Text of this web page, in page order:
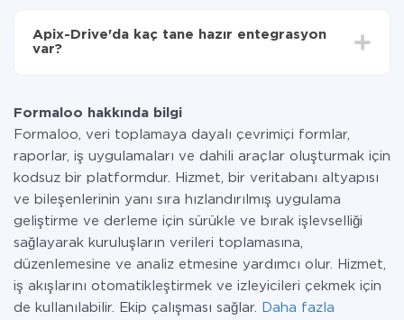
Hizmetimiz aracılığıyla yalnızca bir sisteminizden
diğerine aktarılan veri miktarı için ödeme yaparsınız.
Apix-Drive'da kaç tane hazır entegrasyon
var?
Formaloo hakkında bilgi
Formaloo, veri toplamaya dayalı çevrimiçi formlar,
raporlar, iş uygulamaları ve dahili araçlar oluşturmak için
kodsuz bir platformdur. Hizmet, bir veritabanı altyapısı
ve bileşenlerinin yanı sıra hızlandırılmış uygulama
geliştirme ve derleme için sürükle ve bırak işlevselliği
sağlayarak kuruluşların verileri toplamasına,
düzenlemesine ve analiz etmesine yardımcı olur. Hizmet,
iş akışlarını otomatikleştirmek ve izleyicileri çekmek için
de kullanılabilir. Ekip çalışması sağlar.
Daha fazla